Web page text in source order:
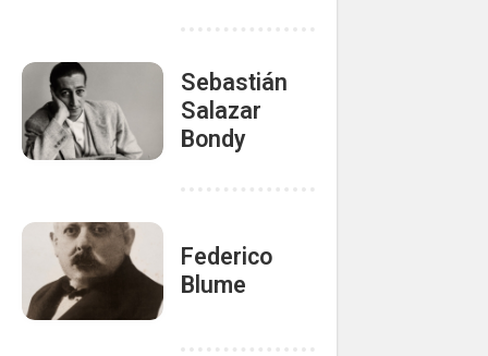
Sebastián
Salazar
Bondy
Federico
Blume